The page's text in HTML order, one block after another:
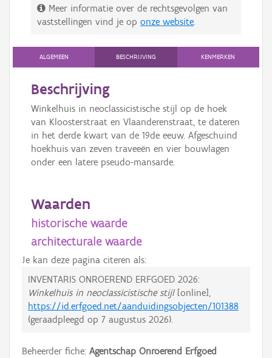
Meer informatie over de rechtsgevolgen van
vaststellingen vind je op onze website
ALGEMEEN BESCHRIJVING KENMERKEN
Beschrijving
Winkelhuis in neoclassicistische stijl op de hoek
van Kloosterstraat en Vlaanderenstraat, te dateren
in het derde kwart van de 19de eeuw. Afgeschuind
hoekhuis van zeven traveeën en vier bouwlagen
onder een latere pseudo-mansarde.
Waarden
historische waarde
architecturale waarde
Je kan deze pagina citeren als:
INVENTARIS ONROEREND ERFGOED 2026:
Winkelhuis in neoclassicistische stijl[online],
https://id.erfgoed.net/aanduidingsobjecten/101388
(geraadpleegd op 7 augustus 2026).
Beheerder fiche: Agentschap Onroerend Erfgoed